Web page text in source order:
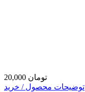
20,000 تومان
توضیحات محصول / خرید